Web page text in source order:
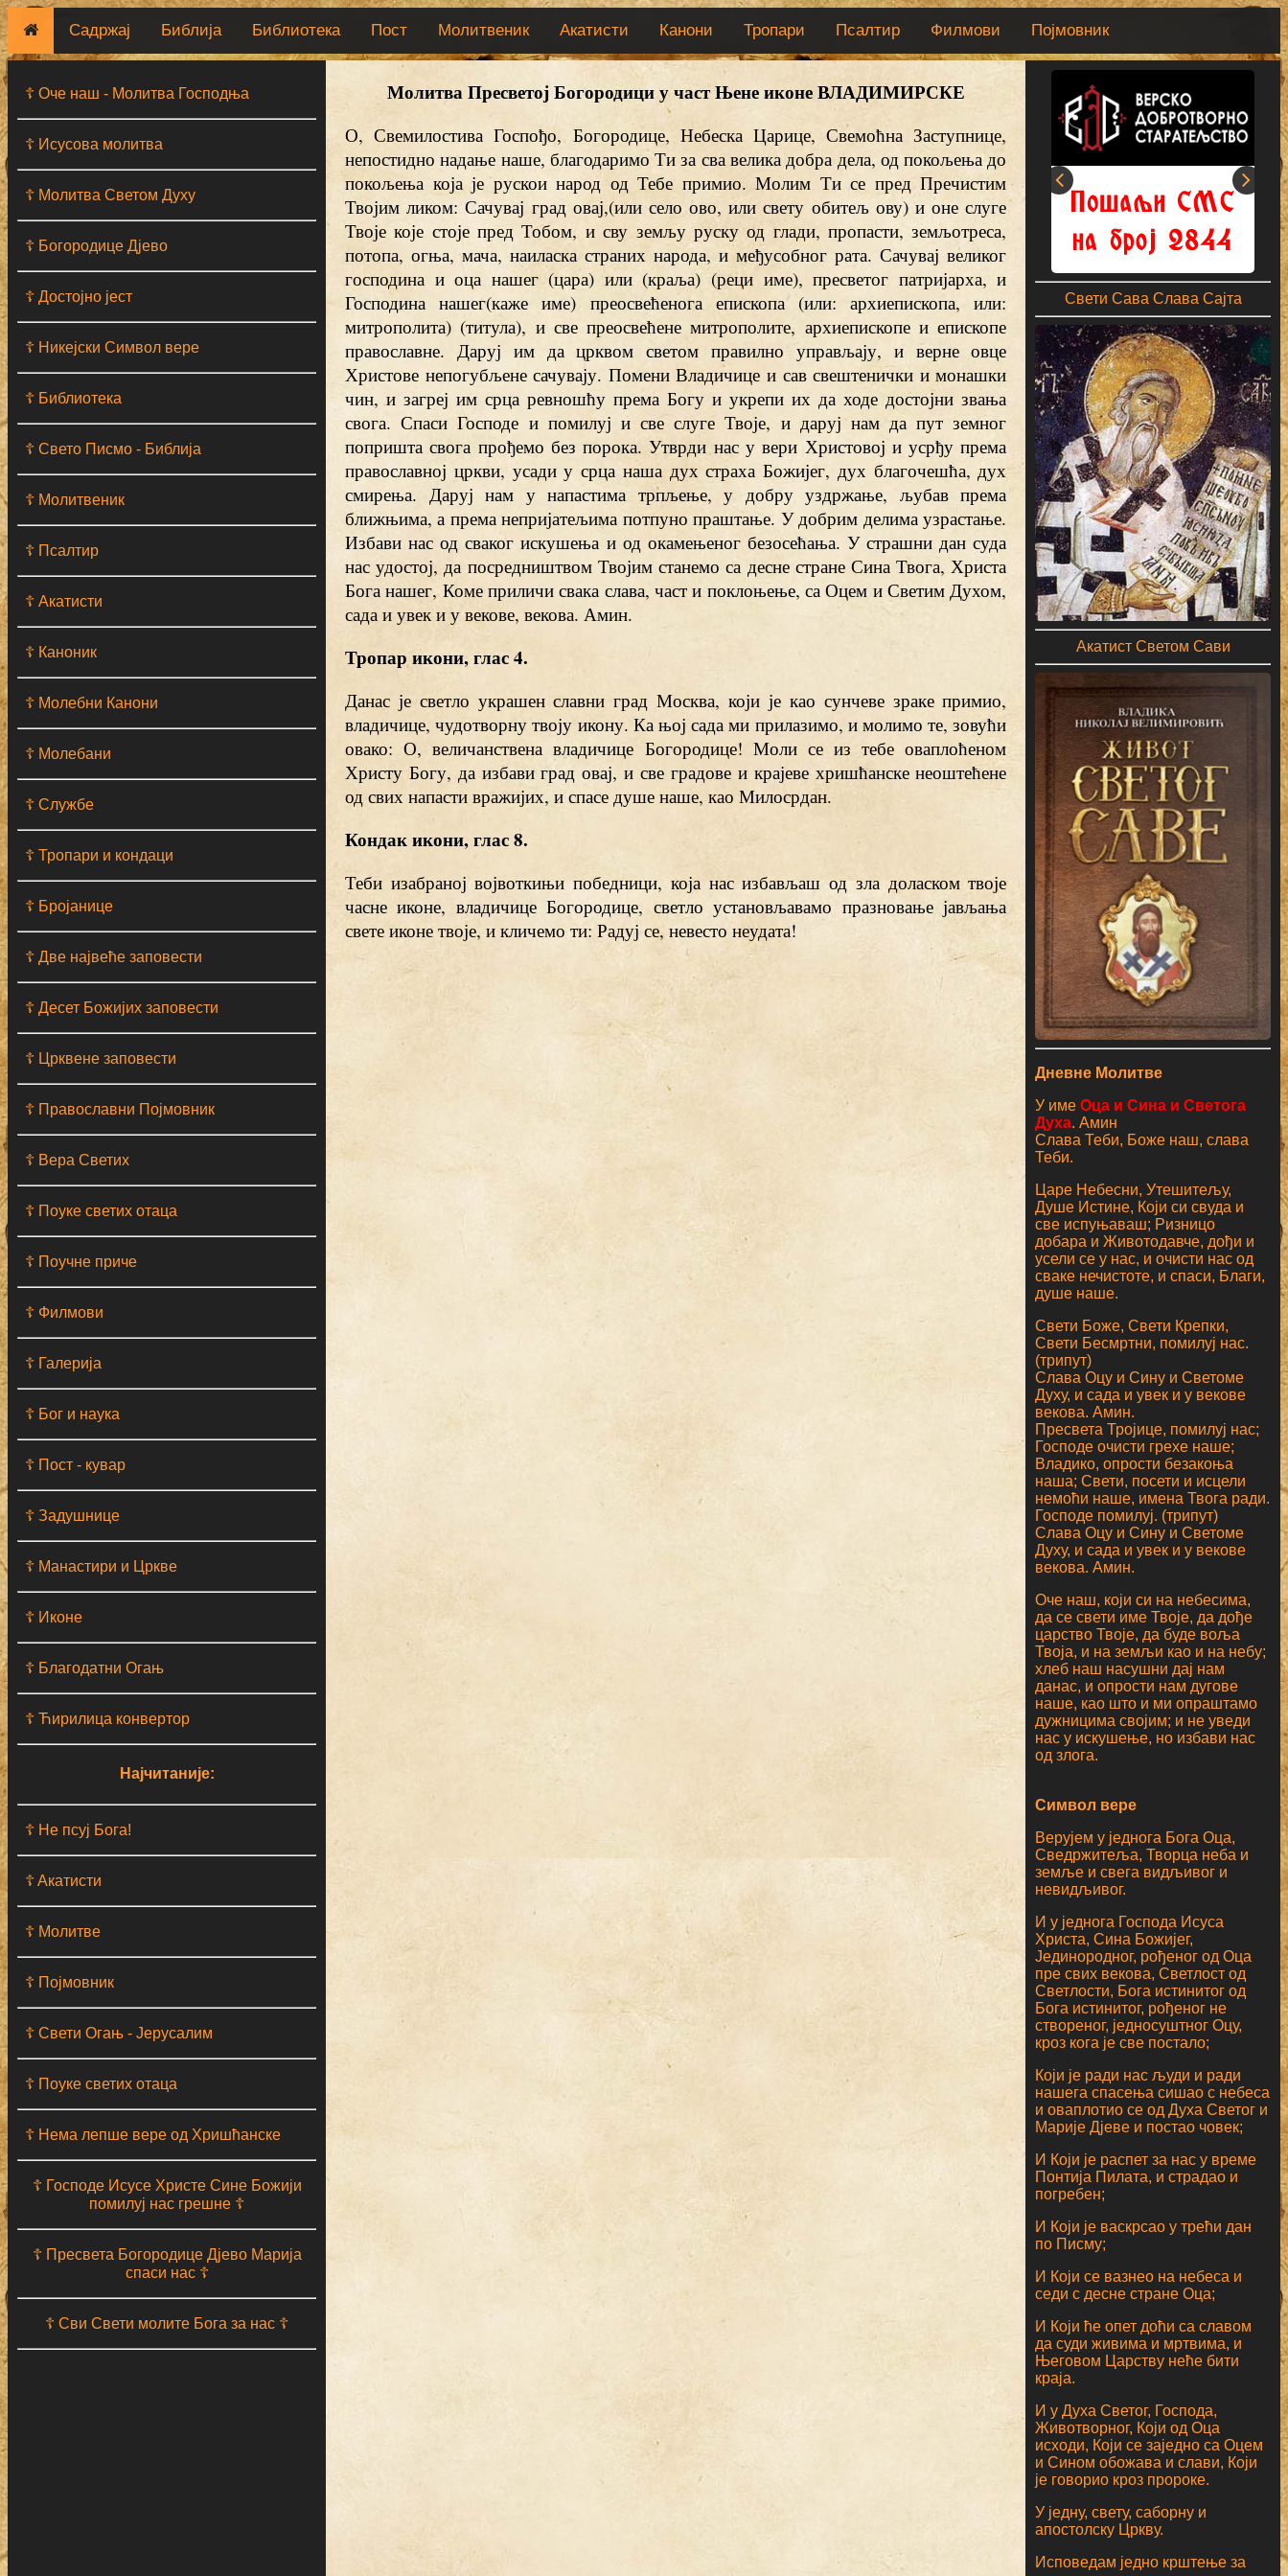
Садржај Библија Библиотека Пост Молитвеник Акатисти Канони Тропари Псалтир Филмови Појмовник
☦ Оче наш - Moлитва Господња
☦ Исусова молитва
☦ Молитва Светом Духу
☦ Богородице Дјево
☦ Достојно јест
☦ Никејски Символ вере
☦ Библиотека
☦ Свето Писмо - Библија
☦ Молитвеник
☦ Псалтир
☦ Акатисти
☦ Каноник
☦ Молебни Канони
☦ Молебани
☦ Службе
☦ Тропари и кондаци
☦ Бројанице
☦ Две највеће заповести
☦ Десет Божијих заповести
☦ Црквене заповести
☦ Православни Појмовник
☦ Вера Светих
☦ Поуке светих отаца
☦ Поучне приче
☦ Филмови
☦ Галерија
☦ Бог и наука
☦ Пост - кувар
☦ Задушнице
☦ Манастири и Цркве
☦ Иконе
☦ Благодатни Огањ
☦ Ћирилица конвертор
Најчитаније:
☦ Не псуј Бога!
☦ Aкатисти
☦ Молитве
☦ Појмовник
☦ Свети Огањ - Јерусалим
☦ Поуке светих отаца
☦ Нема лепше вере од Хришћанске
☦ Господе Исусе Христе Сине Божији
помилуј нас грешне ☦
☦ Пресвета Богородице Дјево Марија
спаси нас ☦
☦ Сви Свети молите Бога за нас ☦
Молитва Пресветој Богородици у част Њене иконе ВЛАДИМИРСКЕ
О, Свемилостива Госпођо, Богородице, Небеска Царице, Свемоћна Заступнице,
непостидно надање наше, благодаримо Ти за сва велика добра дела, од покољења до
покољења која је рускои народ од Тебе примио. Молим Ти се пред Пречистим
Твојим ликом: Сачувај град овај,(или село ово, или свету обитељ ову) и оне слуге
Твоје које стоје пред Тобом, и сву земљу руску од глади, пропасти, земљотреса,
потопа, огња, мача, наиласка страних народа, и међусобног рата. Сачувај великог
господина и оца нашег (цара) или (краља) (реци име), пресветог патријарха, и
Господина нашег(каже име) преосвећенога епископа (или: архиепископа, или:
митрополита) (титула), и све преосвећене митрополите, архиепископе и епископе
православне. Даруј им да црквом светом правилно управљају, и верне овце
Христове непогубљене сачувају. Помени Владичице и сав свештенички и монашки
чин, и загреј им срца ревношћу према Богу и укрепи их да ходе достојни звања
свога. Спаси Господе и помилуј и све слуге Твоје, и даруј нам да пут земног
попришта свога прођемо без порока. Утврди нас у вери Христовој и усрђу према
православној цркви, усади у срца наша дух страха Божијег, дух благочешћа, дух
смирења. Даруј нам у напастима трпљење, у добру уздржање, љубав према
ближњима, а према непријатељима потпуно праштање. У добрим делима узрастање.
Избави нас од сваког искушења и од окамењеног безосећања. У страшни дан суда
нас удостој, да посредништвом Твојим станемо са десне стране Сина Твога, Христа
Бога нашег, Коме приличи свака слава, част и поклоњење, са Оцем и Светим Духом,
сада и увек и у векове, векова. Амин.
Тропар икони, глас 4.
Данас је светло украшен славни град Москва, који је као сунчеве зраке примио,
владичице, чудотворну твоју икону. Ка њој сада ми прилазимо, и молимо те, зовући
овако: О, величанствена владичице Богородице! Моли се из тебе оваплоћеном
Христу Богу, да избави град овај, и све градове и крајеве хришћанске неоштећене
од свих напасти вражијих, и спасе душе наше, као Милосрдан.
Кондак икони, глас 8.
Теби изабраној војвоткињи победници, која нас избављаш од зла доласком твоје
часне иконе, владичице Богородице, светло установљавамо празновање јављања
свете иконе твоје, и кличемо ти: Радуј се, невесто неудата!
Свети Сава Слава Сајта
Акатист Светом Сави
Дневне Молитве
У имеОца и Сина и Светога
Духа. Амин
Слава Теби, Боже наш, слава
Теби.
Царе Небесни, Утешитељу,
Душе Истине, Који си свуда и
све испуњаваш; Ризницо
добара и Животодавче, дођи и
усели се у нас, и очисти нас од
сваке нечистоте, и спаси, Благи,
душе наше.
Свети Боже, Свети Крепки,
Свети Бесмртни, помилуј нас.
(трипут)
Слава Оцу и Сину и Светоме
Духу, и сада и увек и у векове
векова. Амин.
Пресвета Тројице, помилуј нас;
Господе очисти грехе наше;
Владико, опрости безакоња
наша; Свети, посети и исцели
немоћи наше, имена Твога ради.
Господе помилуј. (трипут)
Слава Оцу и Сину и Светоме
Духу, и сада и увек и у векове
векова. Амин.
Оче наш, који си на небесима,
да се свети име Твоје, да дође
царство Твоје, да буде воља
Твоја, и на земљи као и на небу;
хлеб наш насушни дај нам
данас, и опрости нам дугове
наше, као што и ми опраштамо
дужницима својим; и не уведи
нас у искушење, но избави нас
од злога.
Символ вере
Верујем у једнога Бога Оца,
Сведржитеља, Творца неба и
земље и свега видљивог и
невидљивог.
И у једнога Господа Исуса
Христа, Сина Божијег,
Јединородног, рођеног од Оца
пре свих векова, Светлост од
Светлости, Бога истинитог од
Бога истинитог, рођеног не
створеног, једносуштног Оцу,
кроз кога је све постало;
Који је ради нас људи и ради
нашега спасења сишао с небеса
и оваплотио се од Духа Светог и
Марије Дјеве и постао човек;
И Који је распет за нас у време
Понтија Пилата, и страдао и
погребен;
И Који је васкрсао у трећи дан
по Писму;
И Који се вазнео на небеса и
седи с десне стране Оца;
И Који ће опет доћи са славом
да суди живима и мртвима, и
Његовом Царству неће бити
краја.
И у Духа Светог, Господа,
Животворног, Који од Оца
исходи, Који се заједно са Оцем
и Сином обожава и слави, Који
је говорио кроз пророке.
У једну, свету, саборну и
апостолску Цркву.
Исповедам једно крштење за